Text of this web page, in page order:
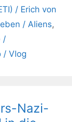
/ Erich von
/ Aliens,
/
/ Vlog
Nazi-